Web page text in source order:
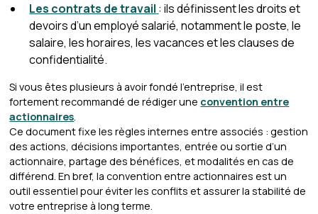
Les contrats de travail : ils définissent les droits et
devoirs d’un employé salarié, notamment le poste, le
salaire, les horaires, les vacances et les clauses de
confidentialité.
Si vous êtes plusieurs à avoir fondé l’entreprise, il est
fortement recommandé de rédiger une convention entre
actionnaires.
Ce document fixe les règles internes entre associés : gestion
des actions, décisions importantes, entrée ou sortie d’un
actionnaire, partage des bénéfices, et modalités en cas de
différend. En bref, la convention entre actionnaires est un
outil essentiel pour éviter les conflits et assurer la stabilité de
votre entreprise à long terme.